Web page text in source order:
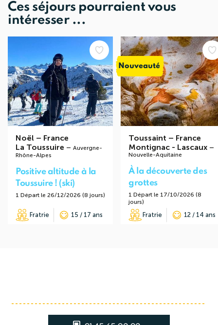
Ces séjours pourraient vous
intéresser ...
Noël – France
La Toussuire – Auvergne-
Rhône-Alpes
Positive altitude à la
Toussuire ! (ski)
1 Départ le 26/12/2026 (8 jours)
Fratrie 15 / 17 ans
Nouveauté
Toussaint – France
Montignac - Lascaux –
Nouvelle-Aquitaine
À la découverte des
grottes
1 Départ le 17/10/2026 (8
jours)
Fratrie 12 / 14 ans